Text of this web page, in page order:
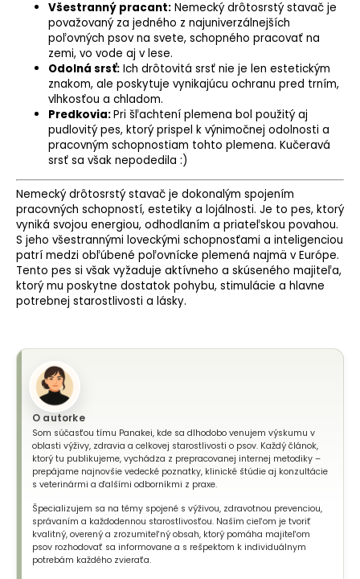
Všestranný pracant: Nemecký drôtosrstý stavač je
považovaný za jedného z najuniverzálnejších
poľovných psov na svete, schopného pracovať na
zemi, vo vode aj v lese.
Odolná srsť: Ich drôtovitá srsť nie je len estetickým
znakom, ale poskytuje vynikajúcu ochranu pred trním,
vlhkosťou a chladom.
Predkovia:Pri šľachtení plemena bol použitý aj
pudlovitý pes, ktorý prispel k výnimočnej odolnosti a
pracovným schopnostiam tohto plemena. Kučeravá
srsť sa však nepodedila :)
Nemecký drôtosrstý stavač je dokonalým spojením
pracovných schopností, estetiky a lojálnosti. Je to pes, ktorý
vyniká svojou energiou, odhodlaním a priateľskou povahou.
S jeho všestrannými loveckými schopnosťami a inteligenciou
patrí medzi obľúbené poľovnícke plemená najmä v Európe.
Tento pes si však vyžaduje aktívneho a skúseného majiteľa,
ktorý mu poskytne dostatok pohybu, stimulácie a hlavne
potrebnej starostlivosti a lásky.
O autorke
Som súčasťou tímu Panakei, kde sa dlhodobo venujem výskumu v
oblasti výživy, zdravia a celkovej starostlivosti o psov. Každý článok,
ktorý tu publikujeme, vychádza z prepracovanej internej metodiky –
prepájame najnovšie vedecké poznatky, klinické štúdie aj konzultácie
s veterinármi a ďalšími odborníkmi z praxe.
Špecializujem sa na témy spojené s výživou, zdravotnou prevenciou,
správaním a každodennou starostlivosťou. Naším cieľom je tvoriť
kvalitný, overený a zrozumiteľný obsah, ktorý pomáha majiteľom
psov rozhodovať sa informovane a s rešpektom k individuálnym
potrebám každého zvieraťa.